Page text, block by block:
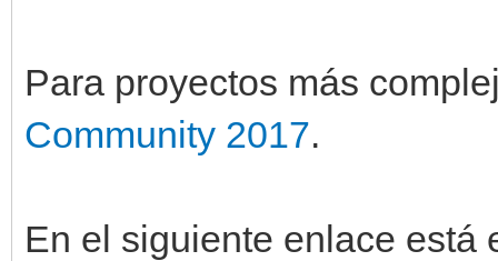
Para proyectos más
Community 2017.
En el siguiente enlace está